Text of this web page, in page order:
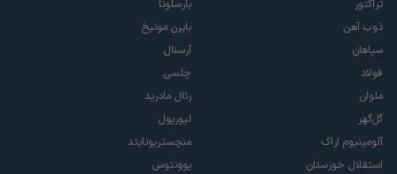
تراکتور
ذوب آهن
سپاهان
فولاد
ملوان
گل‌گهر
آلومینیوم اراک
استقلال خوزستان
بارسلونا
بایرن مونیخ
آرسنال
چلسی
رئال مادرید
لیورپول
منچستریونایتد
یوونتوس